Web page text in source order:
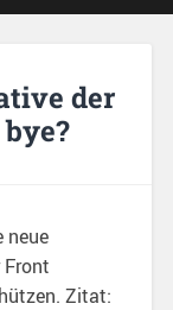
der
neue
Zitat: